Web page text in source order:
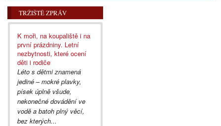
TRŽIŠTĚ ZPRÁV
K moři, na koupaliště i na
první prázdniny. Letní
nezbytnosti, které ocení
děti i rodiče
Léto s dětmi znamená
jediné – mokré plavky,
písek úplně všude,
nekonečné dovádění ve
vodě a batoh plný věcí,
bez kterých...